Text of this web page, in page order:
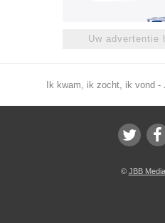
Uw advertentie
Ik kwam, ik zocht, ik vond
© JBB Media